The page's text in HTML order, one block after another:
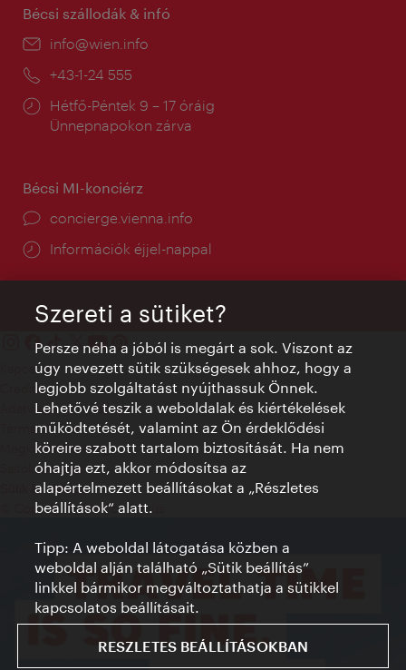
Bécsi szállodák & infó
E-
info@wien.info
Telefon:
+43-1-24 555
Nyitva
tartás:
Hétfő-Péntek 9 – 17 óráig
Ünnepnapokon zárva
Bécsi MI-konciérz
concierge.vienna.info
Információk éjjel-nappal
Kapcsolat
Credits
Adatvédelmi nyilatkozat
Terms of Use
Megközelíthetőség
Sajtókapcsolat
Sütik beállítása
© Copyright WienTourismus
Szereti a sütiket?
Persze néha a jóból is megárt a sok. Viszont az
úgy nevezett sütik szükségesek ahhoz, hogy a
legjobb szolgáltatást nyújthassuk Önnek.
Lehetővé teszik a weboldalak és kiértékelések
működtetését, valamint az Ön érdeklődési
köreire szabott tartalom biztosítását. Ha nem
óhajtja ezt, akkor módosítsa az
alapértelmezett beállításokat a „Részletes
beállítások“ alatt.
Tipp: A weboldal látogatása közben a
weboldal alján található „Sütik beállítás”
linkkel bármikor megváltoztathatja a sütikkel
kapcsolatos beállításait.
RESZLETES BEÁLLÍTÁSOKBAN